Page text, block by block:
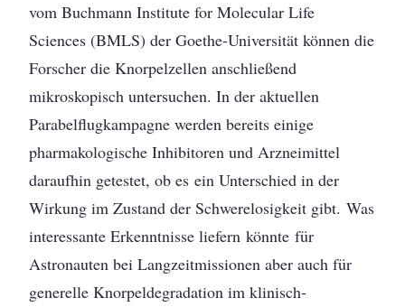
vom Buchmann Institute for Molecular Life
Sciences (BMLS) der Goethe-Universität können die
Forscher die Knorpelzellen anschließend
mikroskopisch untersuchen. In der aktuellen
Parabelflugkampagne werden bereits einige
pharmakologische Inhibitoren und Arzneimittel
daraufhin getestet, ob es ein Unterschied in der
Wirkung im Zustand der Schwerelosigkeit gibt. Was
interessante Erkenntnisse liefern könnte für
Astronauten bei Langzeitmissionen aber auch für
generelle Knorpeldegradation im klinisch-